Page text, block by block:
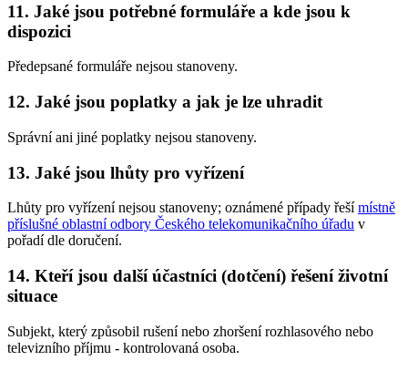
11. Jaké jsou potřebné formuláře a kde jsou k
dispozici
Předepsané formuláře nejsou stanoveny.
12. Jaké jsou poplatky a jak je lze uhradit
Správní ani jiné poplatky nejsou stanoveny.
13. Jaké jsou lhůty pro vyřízení
Lhůty pro vyřízení nejsou stanoveny; oznámené případy řešímístně
příslušné oblastní odbory Českého telekomunikačního úřadu v
pořadí dle doručení.
14. Kteří jsou další účastníci (dotčení) řešení životní
situace
Subjekt, který způsobil rušení nebo zhoršení rozhlasového nebo
televizního příjmu - kontrolovaná osoba.